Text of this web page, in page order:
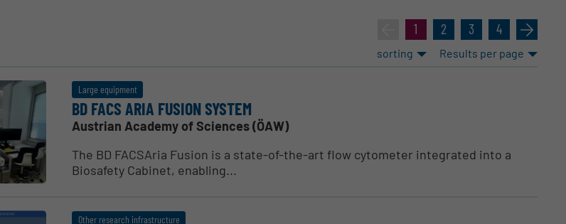
1 2 3 4 »
sorting Results per page
Large equipment
BD FACS ARIA FUSION SYSTEM
Austrian Academy of Sciences (ÖAW)
The BD FACSAria Fusion is a state-of-the-art flow cytometer integrated into a
Biosafety Cabinet, enabling...
Other research infrastructure